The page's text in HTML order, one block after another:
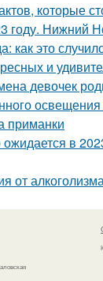
которые
Нижний
как это
и
девочек
приманки
в
от